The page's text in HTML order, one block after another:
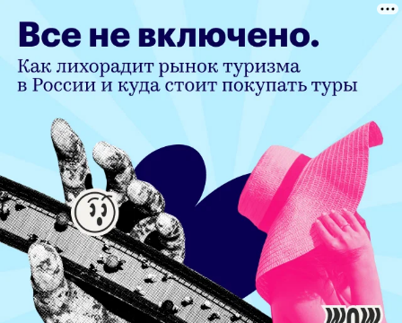
«А вы вообще кто? Мы не